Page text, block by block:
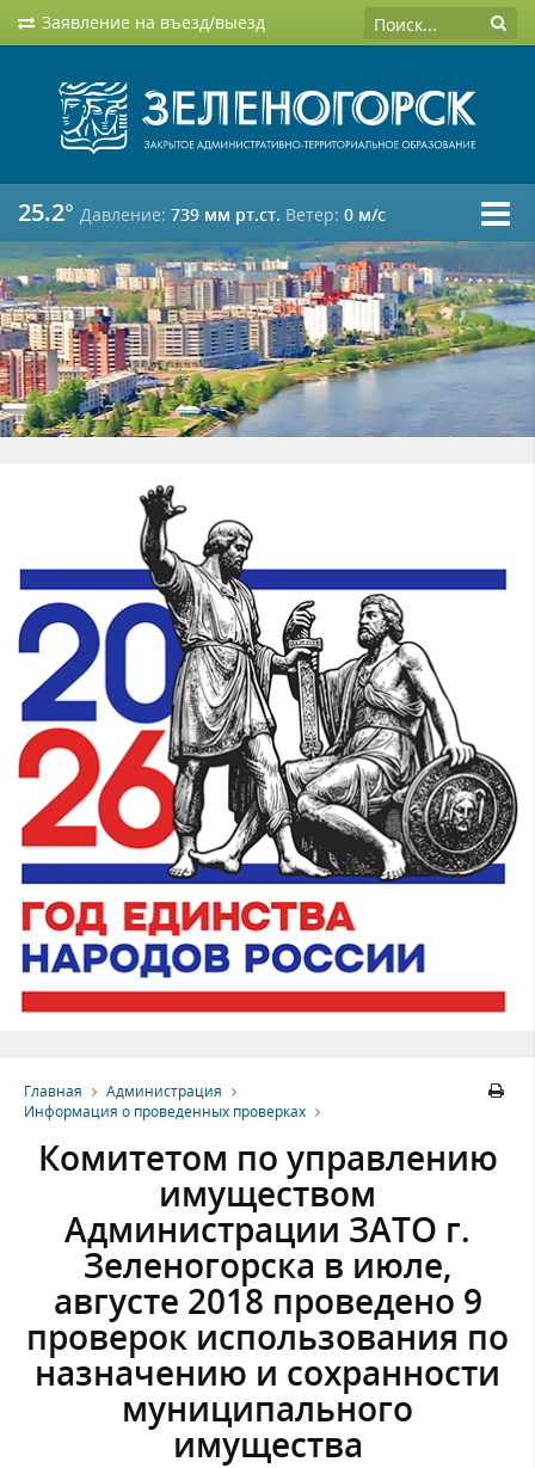
Заявление на въезд/выезд
25.2° Давление: 739 мм рт.ст. Ветер: 0 м/c
Главная
Администрация
Информация о проведенных проверках
Комитетом по управлению
имуществом
Администрации ЗАТО г.
Зеленогорска в июле,
августе 2018 проведено 9
проверок использования по
назначению и сохранности
муниципального
имущества